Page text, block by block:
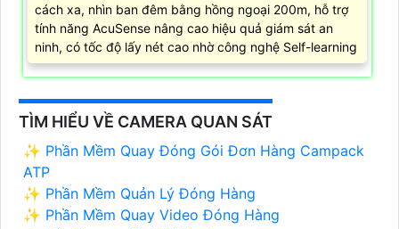
cách xa, nhìn ban đêm bằng hồng ngoại 200m, hỗ trợ
tính năng AcuSense nâng cao hiệu quả giám sát an
ninh, có tốc độ lấy nét cao nhờ công nghệ Self-learning
TÌM HIỂU VỀ CAMERA QUAN SÁT
✨ Phần Mềm Quay Đóng Gói Đơn Hàng Campack
ATP
✨ Phần Mềm Quản Lý Đóng Hàng
✨ Phần Mềm Quay Video Đóng Hàng